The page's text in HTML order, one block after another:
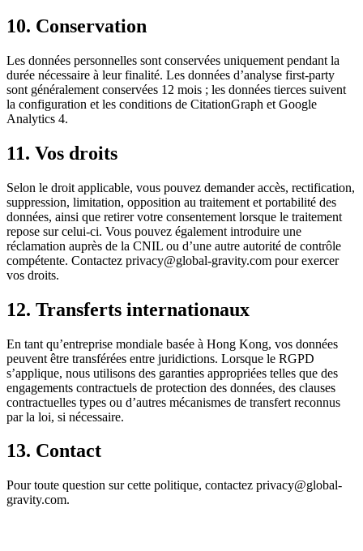
10. Conservation
Les données personnelles sont conservées uniquement pendant la
durée nécessaire à leur finalité. Les données d’analyse first-party
sont généralement conservées 12 mois ; les données tierces suivent
la configuration et les conditions de CitationGraph et Google
Analytics 4.
11. Vos droits
Selon le droit applicable, vous pouvez demander accès, rectification,
suppression, limitation, opposition au traitement et portabilité des
données, ainsi que retirer votre consentement lorsque le traitement
repose sur celui-ci. Vous pouvez également introduire une
réclamation auprès de la CNIL ou d’une autre autorité de contrôle
compétente. Contactez privacy@global-gravity.com pour exercer
vos droits.
12. Transferts internationaux
En tant qu’entreprise mondiale basée à Hong Kong, vos données
peuvent être transférées entre juridictions. Lorsque le RGPD
s’applique, nous utilisons des garanties appropriées telles que des
engagements contractuels de protection des données, des clauses
contractuelles types ou d’autres mécanismes de transfert reconnus
par la loi, si nécessaire.
13. Contact
Pour toute question sur cette politique, contactez privacy@global-
gravity.com.